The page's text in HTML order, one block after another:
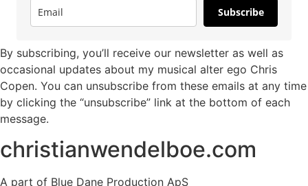
Subscribe
By subscribing, you’ll receive our newsletter as well as
occasional updates about my musical alter ego Chris
Copen. You can unsubscribe from these emails at any time
by clicking the “unsubscribe” link at the bottom of each
message.
christianwendelboe.com
A part of Blue Dane Production ApS